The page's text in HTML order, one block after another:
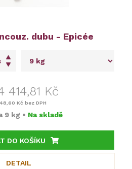
dubu - Epicée
414,81 Kč
Kč bez DPH
9 kg • Na skladě
DO KOŠÍKU
DETAIL